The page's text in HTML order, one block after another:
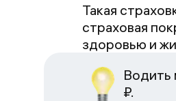
Такая
страховая
здоровью и
Водить
₽.